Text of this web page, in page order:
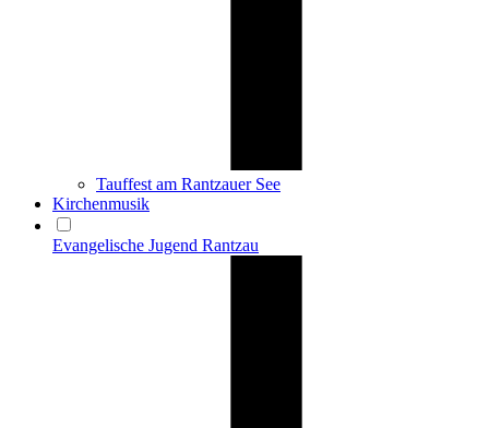
Tauffest am Rantzauer See
Kirchenmusik
Evangelische Jugend Rantzau